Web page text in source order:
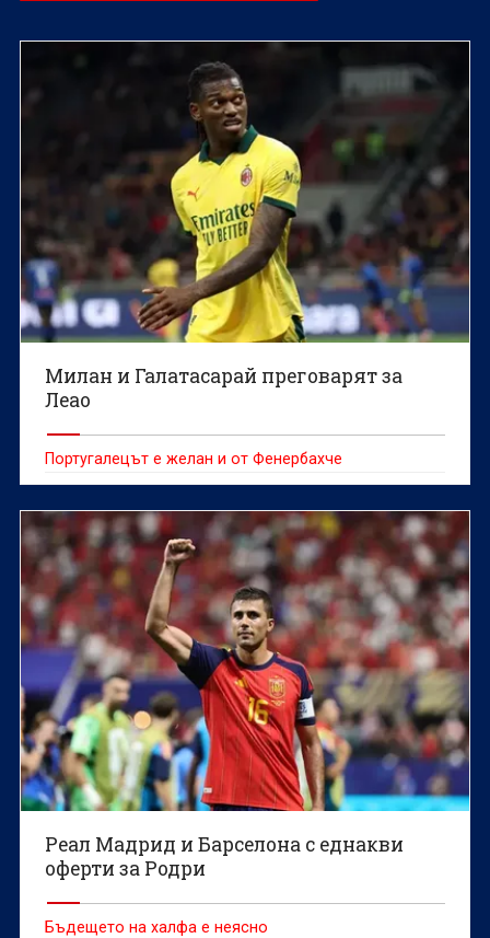
Милан и Галатасарай преговарят за
Леао
Португалецът е желан и от Фенербахче
Реал Мадрид и Барселона с еднакви
оферти за Родри
Бъдещето на халфа е неясно